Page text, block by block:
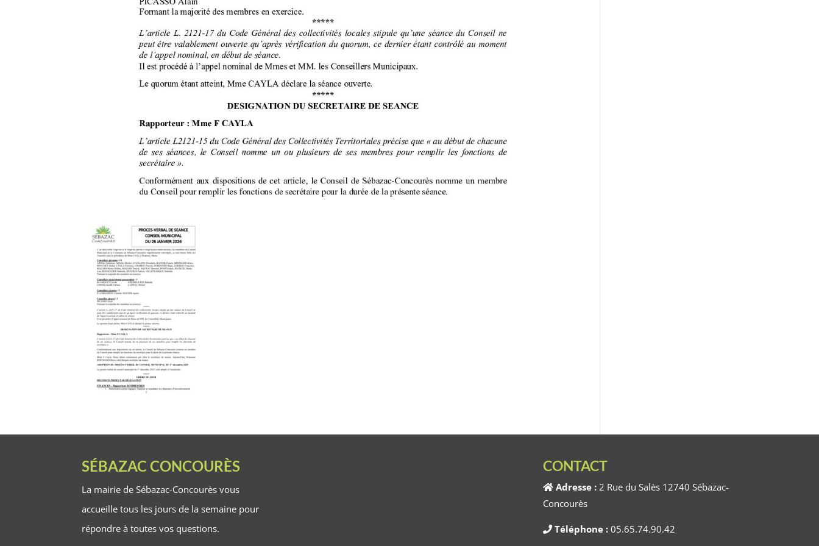
SÉBAZAC CONCOURÈS
La mairie de Sébazac-Concourès vous
accueille tous les jours de la semaine pour
répondre à toutes vos questions.
CONTACT
Adresse : 2 Rue du Salès 12740 Sébazac-
Concourès
Téléphone : 05.65.74.90.42